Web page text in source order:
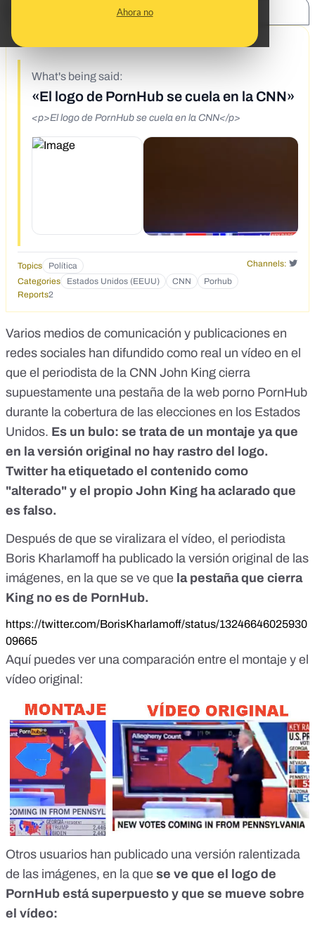
Ahora no
11/6/20
What's being said:
«El logo de PornHub se cuela en la CNN»
<p>El logo de PornHub se cuela en la CNN</p>
Topics Política
Channels:
Categories
Estados Unidos (EEUU) CNN
Porhub
Reports2
Varios medios de comunicación y publicaciones en
redes sociales han difundido como real un vídeo en el
que el periodista de la CNN John King cierra
supuestamente una pestaña de la web porno PornHub
durante la cobertura de las elecciones en los Estados
Unidos. Es un bulo: se trata de un montaje ya que
en la versión original no hay rastro del logo.
Twitter ha etiquetado el contenido como
"alterado" y el propio John King ha aclarado que
es falso.
Después de que se viralizara el vídeo, el periodista
Boris Kharlamoff ha publicado la versión original de las
imágenes, en la que se ve que la pestaña que cierra
King no es de PornHub.
https://twitter.com/BorisKharlamoff/status/13246646025930
09665
Aquí puedes ver una comparación entre el montaje y el
vídeo original:
Otros usuarios han publicado una versión ralentizada
de las imágenes, en la que se ve que el logo de
PornHub está superpuesto y que se mueve sobre
el vídeo: